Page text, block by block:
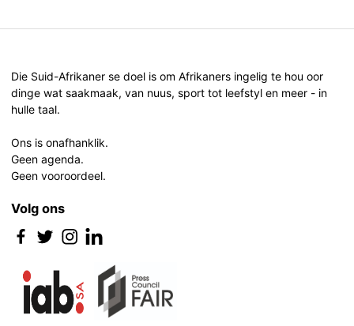
Die Suid-Afrikaner se doel is om Afrikaners ingelig te hou oor
dinge wat saakmaak, van nuus, sport tot leefstyl en meer - in
hulle taal.
Ons is onafhanklik.
Geen agenda.
Geen vooroordeel.
Volg ons